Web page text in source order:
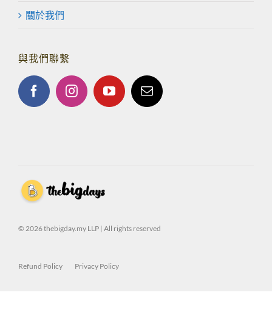
關於我們
與我們聯繫
© 2026 thebigday.my LLP | All rights reserved
Refund Policy Privacy Policy